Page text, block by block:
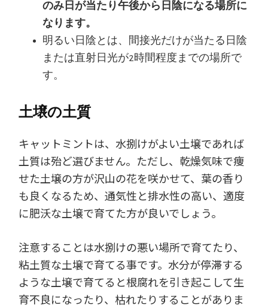
のみ日が当たり午後から日陰になる場所に
なります。
明るい日陰とは、間接光だけが当たる日陰
または直射日光が2時間程度までの場所で
す。
土壌の土質
キャットミントは、水捌けがよい土壌であれば
土質は殆ど選びません。ただし、乾燥気味で痩
せた土壌の方が沢山の花を咲かせて、葉の香り
も良くなるため、通気性と排水性の高い、適度
に肥沃な土壌で育てた方が良いでしょう。
注意することは水捌けの悪い場所で育てたり、
粘土質な土壌で育てる事です。水分が停滞する
ような土壌で育てると根腐れを引き起こして生
育不良になったり、枯れたりすることがありま